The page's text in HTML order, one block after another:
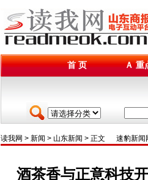
首 页 Ａ 重
读我网 > 新闻 > 山东新闻 > 正文 速豹新闻
酒茶香与正意科技